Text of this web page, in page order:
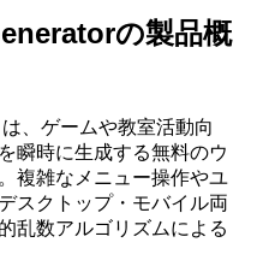
の製品概
、ゲームや教室活動向
瞬時に生成する無料のウ
複雑なメニュー操作やユ
スクトップ・モバイル両
乱数アルゴリズムによる